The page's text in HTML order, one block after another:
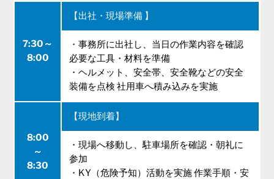
7:30～
8:00
【出社・現場準備 】
・事務所に出社し、当日の作業内容を確認
必要な工具・材料を準備
・ヘルメット、安全帯、安全靴などの安全
装備を点検 社用車へ積み込みを実施
8:00
～
8:30
【現地到着】
・現場へ移動し、駐車場所を確認・朝礼に
参加
・KY（危険予知）活動を実施 作業手順・安